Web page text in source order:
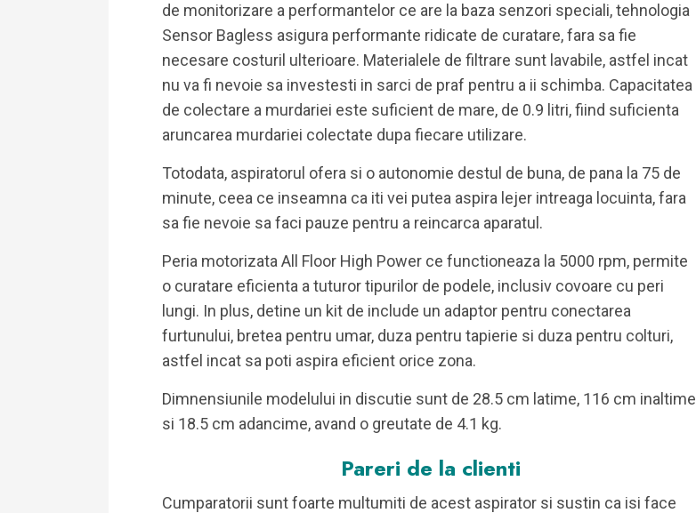
de monitorizare a performantelor ce are la baza senzori speciali, tehnologia
Sensor Bagless asigura performante ridicate de curatare, fara sa fie
necesare costuril ulterioare. Materialele de filtrare sunt lavabile, astfel incat
nu va fi nevoie sa investesti in sarci de praf pentru a ii schimba. Capacitatea
de colectare a murdariei este suficient de mare, de 0.9 litri, fiind suficienta
aruncarea murdariei colectate dupa fiecare utilizare.
Totodata, aspiratorul ofera si o autonomie destul de buna, de pana la 75 de
minute, ceea ce inseamna ca iti vei putea aspira lejer intreaga locuinta, fara
sa fie nevoie sa faci pauze pentru a reincarca aparatul.
Peria motorizata All Floor High Power ce functioneaza la 5000 rpm, permite
o curatare eficienta a tuturor tipurilor de podele, inclusiv covoare cu peri
lungi. In plus, detine un kit de include un adaptor pentru conectarea
furtunului, bretea pentru umar, duza pentru tapierie si duza pentru colturi,
astfel incat sa poti aspira eficient orice zona.
Dimnensiunile modelului in discutie sunt de 28.5 cm latime, 116 cm inaltime
si 18.5 cm adancime, avand o greutate de 4.1 kg.
Pareri de la clienti
Cumparatorii sunt foarte multumiti de acest aspirator si sustin ca isi face